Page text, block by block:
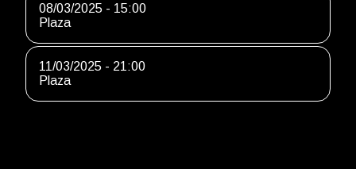
08/03/2025 - 15:00
Plaza
11/03/2025 - 21:00
Plaza